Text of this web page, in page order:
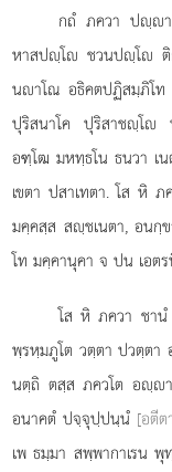
กถํ ภควา ปฺ
หาสปฺโ ชวนปฺโ
นาโณ อธิคตปฏิสมฺภิโท
ปุริสนาโค ปุริสาชฺโ
อฑฺโฒ มหทฺธโน ธนวา เ
เขตา ปสาเทตา. โส หิ
มคฺคสฺส สฺชเนตา, อนกฺ
โท มคฺคานุคา จ ปน เอต
โสหิ ภควา ชา
พฺรหฺมภูโต วตฺตา ปวตฺตา
นตฺถิ ตสฺส ภควโต อฺ
อนาคตํ ปจฺจุปฺปนฺนํ [อตี
เพ ธมฺมา สพฺพากาเรน